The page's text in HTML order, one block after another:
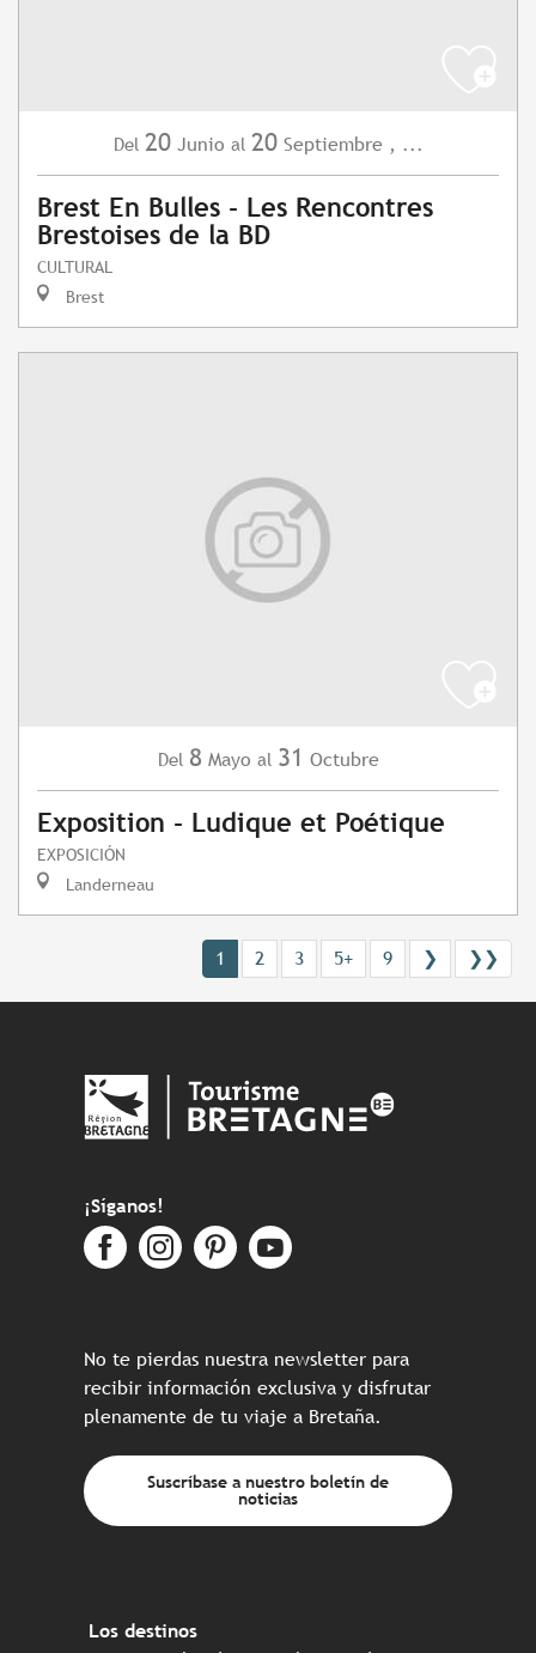
Del 20 Junio al 20 Septiembre , ...
Brest En Bulles - Les Rencontres
Brestoises de la BD
CULTURAL
Brest
Del 8 Mayo al 31 Octubre
Exposition - Ludique et Poétique
EXPOSICIÓN
Landerneau
1 2 3 5+ 9 ❯ ❯❯
¡Síganos!
No te pierdas nuestra newsletter para
recibir información exclusiva y disfrutar
plenamente de tu viaje a Bretaña.
Suscríbase a nuestro boletín de
noticias
Los destinos